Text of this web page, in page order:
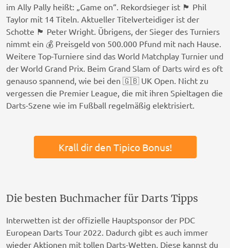
im Ally Pally heißt: „Game on“. Rekordsieger ist 🏴󠁧󠁢󠁥󠁮󠁧󠁿 Phil
Taylor mit 14 Titeln. Aktueller Titelverteidiger ist der
Schotte 🏴󠁧󠁢󠁳󠁣󠁴󠁿 Peter Wright. Übrigens, der Sieger des Turniers
nimmt ein 💰 Preisgeld von 500.000 Pfund mit nach Hause.
Weitere Top-Turniere sind das World Matchplay Turnier und
der World Grand Prix. Beim Grand Slam of Darts wird es oft
genauso spannend, wie bei den 🇬🇧 UK Open. Nicht zu
vergessen die Premier League, die mit ihren Spieltagen die
Darts-Szene wie im Fußball regelmäßig elektrisiert.
Krall dir den Tipico Bonus!
Die besten Buchmacher für Darts Tipps
Interwetten ist der offizielle Hauptsponsor der PDC
European Darts Tour 2022. Dadurch gibt es auch immer
wieder Aktionen mit tollen Darts-Wetten. Diese kannst du